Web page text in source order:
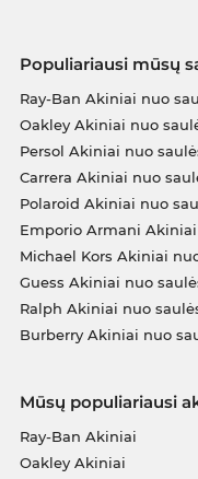
Populiariausi mūsų
Ray-Ban Akiniai nuo
Oakley Akiniai nuo
Persol Akiniai nuo
Carrera Akiniai nuo
Polaroid Akiniai nuo
Emporio Armani
Michael Kors Akiniai
Guess Akiniai nuo
Ralph Akiniai nuo
Burberry Akiniai nuo
Mūsų populiariausi
Ray-Ban Akiniai
Oakley Akiniai